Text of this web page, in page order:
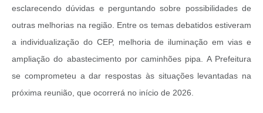
esclarecendo dúvidas e perguntando sobre possibilidades de
outras melhorias na região. Entre os temas debatidos estiveram
a individualização do CEP, melhoria de iluminação em vias e
ampliação do abastecimento por caminhões pipa. A Prefeitura
se comprometeu a dar respostas às situações levantadas na
próxima reunião, que ocorrerá no início de 2026.